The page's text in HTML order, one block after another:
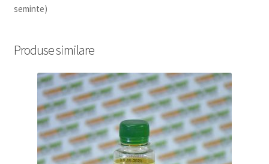
seminte)
Produse similare